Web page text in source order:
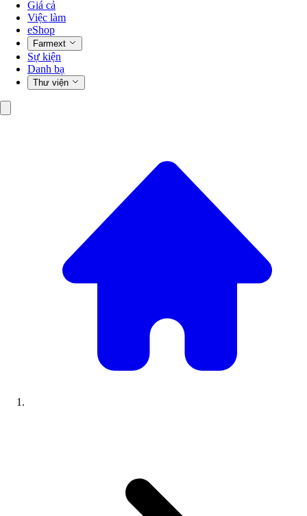
Giá cả
Việc làm
eShop
Farmext
Sự kiện
Danh bạ
Thư viện